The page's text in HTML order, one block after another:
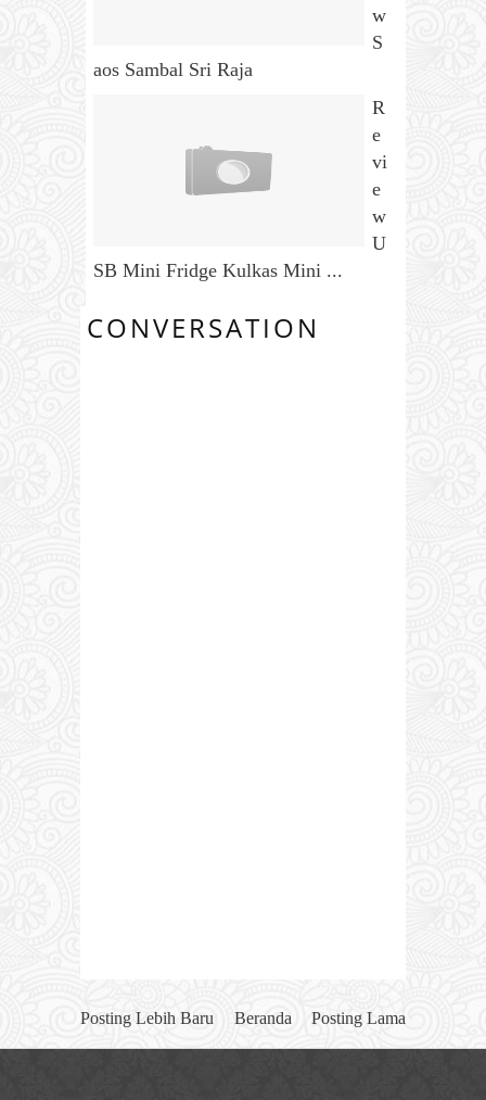
w
S
aos Sambal Sri Raja
R
e
vi
e
w
U
SB Mini Fridge Kulkas Mini ...
CONVERSATION
Posting Lebih Baru Posting Lama
Beranda